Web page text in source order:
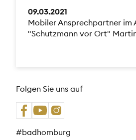
09.03.2021
Mobiler Ansprechpartner im
"Schutzmann vor Ort"
Folgen Sie uns auf
#badhomburg